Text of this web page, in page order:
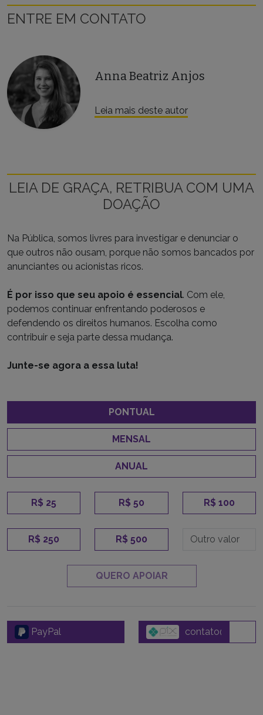
ENTRE EM CONTATO
Anna Beatriz Anjos
Leia mais deste autor
LEIA DE GRAÇA, RETRIBUA COM UMA
DOAÇÃO
Na Pública, somos livres para investigar e denunciar o
que outros não ousam, porque não somos bancados por
anunciantes ou acionistas ricos.
É por isso que seu apoio é essencial. Com ele,
podemos continuar enfrentando poderosos e
defendendo os direitos humanos. Escolha como
contribuir e seja parte dessa mudança.
Junte-se agora a essa luta!
PONTUAL
MENSAL
ANUAL
R$ 25 R$ 50 R$ 100
R$ 250 R$ 500
QUERO APOIAR
PayPal